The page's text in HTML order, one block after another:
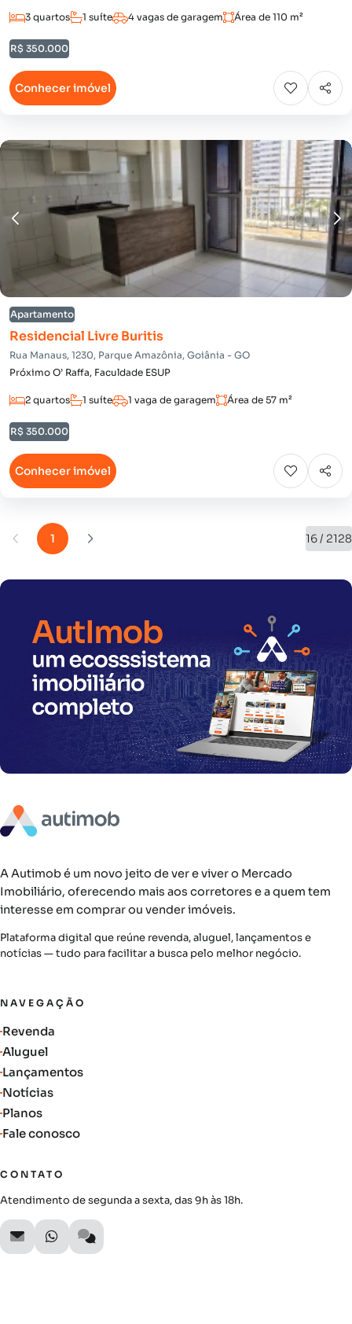
3 quartos 1 suíte 4 vagas de garagem Área de 110 m²
R$ 350.000
Conhecer imóvel
Apartamento
Residencial Livre Buritis
Rua Manaus, 1230, Parque Amazônia, Goiânia - GO
Próximo O’ Raffa, Faculdade ESUP
2 quartos 1 suíte 1 vaga de garagem Área de 57 m²
R$ 350.000
Conhecer imóvel
1 16 / 2128
A Autimob é um novo jeito de ver e viver o Mercado
Imobiliário, oferecendo mais aos corretores e a quem tem
interesse em comprar ou vender imóveis.
Plataforma digital que reúne revenda, aluguel, lançamentos e
notícias — tudo para facilitar a busca pelo melhor negócio.
NAVEGAÇÃO
Revenda
Aluguel
Lançamentos
Notícias
Planos
Fale conosco
CONTATO
Atendimento de segunda a sexta, das 9h às 18h.